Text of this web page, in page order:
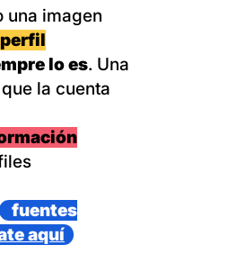
una imagen
lo es. Una
la cuenta
fuentes
aquí